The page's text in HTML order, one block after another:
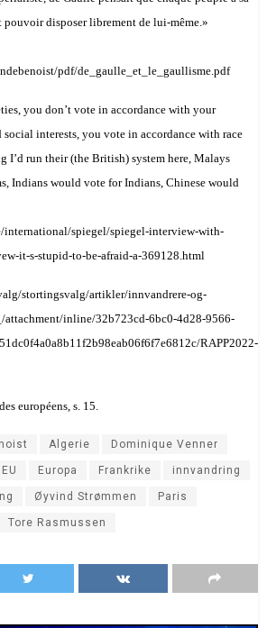
disposer librement de lui-même.»
pdf/de_gaulle_et_le_gaullisme.pdf
you don’t vote in accordance with your
social interests, you vote in accordance with race
I’d run their (the British) system here, Malays
Indians would vote for Indians, Chinese would
international/spiegel/spiegel-interview-with-
it-s-stupid-to-be-afraid-a-369128.html
stortingsvalg/artikler/innvandrere-og-
attachment/inline/32b723cd-6bc0-4d28-9566-
RAPP2022-
européens, s. 15.
Algerie Dominique Venner
EU Europa Frankrike innvandring
Øyvind Strømmen Paris
Tore Rasmussen